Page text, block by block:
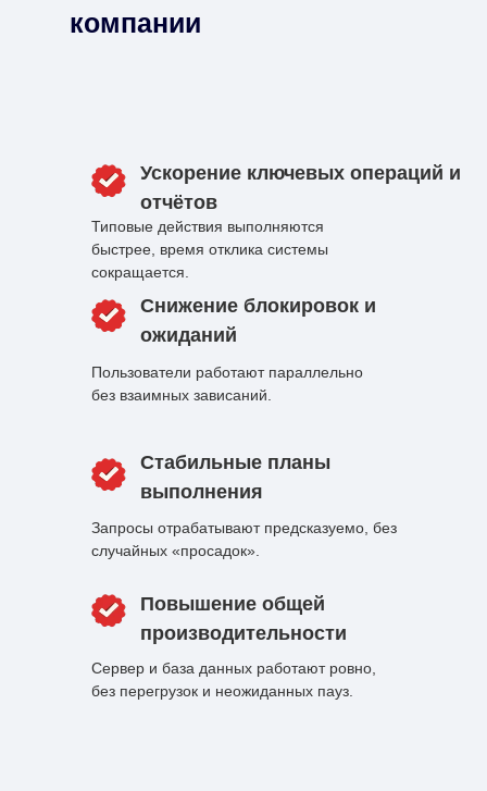
компании
Ускорение ключевых операций и
отчётов
Типовые действия выполняются
быстрее, время отклика системы
сокращается.
Снижение блокировок и
ожиданий
Пользователи работают параллельно
без взаимных зависаний.
Стабильные планы
выполнения
Запросы отрабатывают предсказуемо, без
случайных «просадок».
Повышение общей
производительности
Сервер и база данных работают ровно,
без перегрузок и неожиданных пауз.